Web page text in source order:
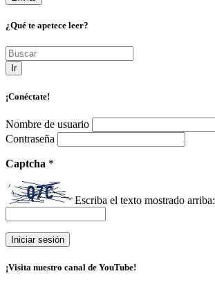
¿Qué te apetece leer?
Ir
¡Conéctate!
Nombre de usuario
Contraseña
Captcha *
Escriba el texto mostrado arriba:
¡Visita nuestro canal de YouTube!